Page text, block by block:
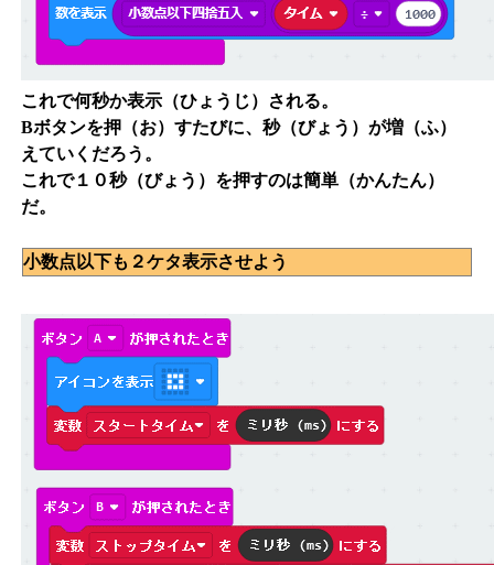
これで何秒か表示（ひょうじ）される。
Bボタンを押（お）すたびに、秒（びょう）が増（ふ）
えていくだろう。
これで１０秒（びょう）を押すのは簡単（かんたん）
だ。
小数点以下も２ケタ表示させよう